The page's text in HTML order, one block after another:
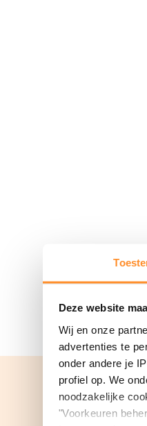
Deze website
Wij en onze
advertenties te
onder andere je
profiel op. We
noodzakelijke
"Voorkeuren